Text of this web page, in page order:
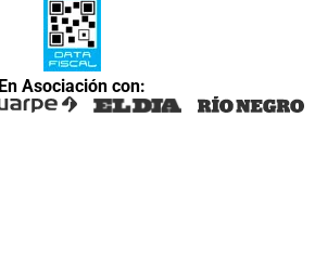
En Asociación con: